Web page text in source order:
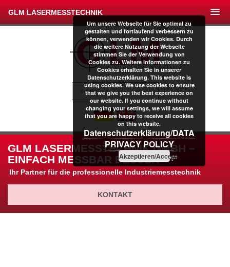
GLM LASERMESSTECHNIK
GLM LASERMESSTECHNIK GMBH –
EINFACH MESSBAR BESSER
Ihr Partner für die professionelle Industriemesstechnik
KONTAKT
Um unsere Webseite für Sie optimal zu
gestalten und fortlaufend verbessern zu
können, verwenden wir Cookies. Durch
die weitere Nutzung der Webseite
stimmen Sie der Verwendung von
Cookies zu. Weitere Informationen zu
Cookies erhalten Sie in unserer
Datenschutzerklärung. This website is
using cookies. We use cookies to ensure
that we give you the best experience on
our website. If you continue without
changing your settings, we will assume
that you are happy to receive all cookies
on this website.
Datenschutzerklärung/DATA
PRIVACY POLICY
Akzeptieren/Accept